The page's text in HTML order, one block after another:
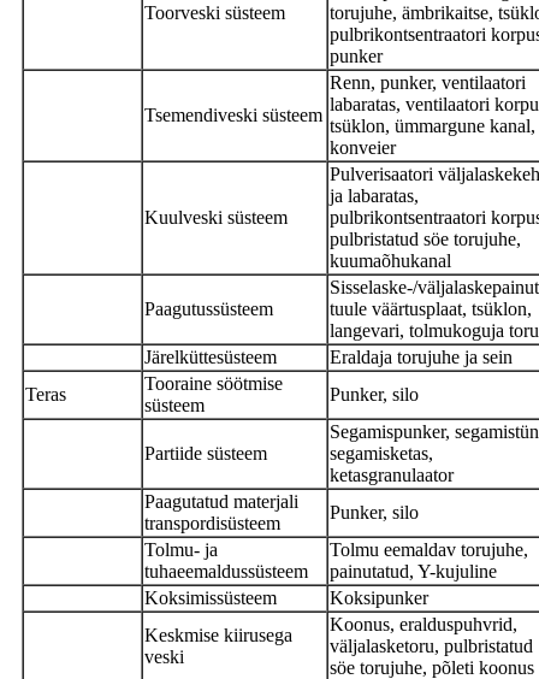
Toorveski süsteem
torujuhe, ämbrikaitse,
pulbrikontsentraatori
punker
Tsemendiveski süsteem
Renn, punker, ventilaatori
labaratas, ventilaatori
tsüklon, ümmargune kanal,
konveier
Kuulveski süsteem
Pulverisaatori
ja labaratas,
pulbrikontsentraatori
pulbristatud söe torujuhe,
kuumaõhukanal
Paagutussüsteem
Sisselaske-/
tuule väärtusplaat, tsüklon,
langevari, tolmukoguja toru
Järelküttesüsteem
Eraldaja torujuhe ja sein
Teras
Tooraine söötmise
süsteem
Punker, silo
Partiide süsteem
Segamispunker,
segamisketas,
ketasgranulaator
Paagutatud materjali
transpordisüsteem
Punker, silo
Tolmu- ja
tuhaeemaldussüsteem
Tolmu eemaldav torujuhe,
painutatud, Y-kujuline
Koksimissüsteem
Koksipunker
Keskmise kiirusega
veski
Koonus, eralduspuhvrid,
väljalasketoru, pulbristatud
söe torujuhe, põleti koonus